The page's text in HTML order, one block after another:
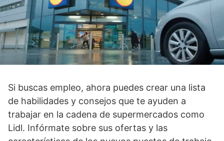
Si buscas empleo, ahora puedes crear una lista
de habilidades y consejos que te ayuden a
trabajar en la cadena de supermercados como
Lidl. Infórmate sobre sus ofertas y las